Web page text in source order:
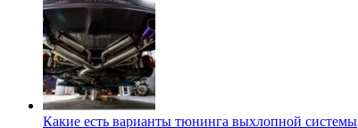
Какие есть варианты тюнинга выхлопной системы